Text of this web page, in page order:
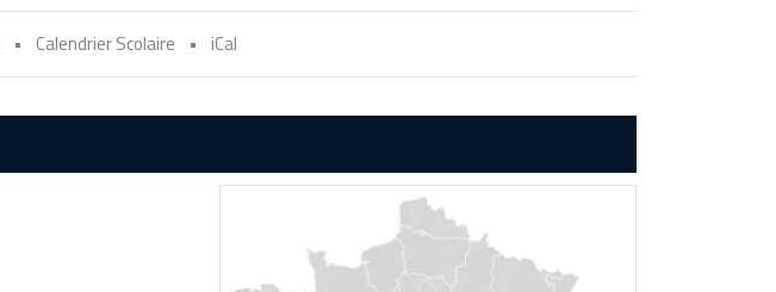
• Calendrier Scolaire • iCal